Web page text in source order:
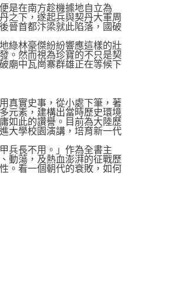
是在南方趁機據地自立為
之下，遂起兵與契丹大軍周
晉首都汴梁就此陷落，國破
綠林豪傑紛紛響應這樣的壯
。然而視為珍寶的不只是契
廟中瓦崗寨群雄正在等候下
真實史事，從小處下筆，著
元素，建構出當時歷史環境
如此的讚譽。目前為大陸歷
大學校園演講，培育新一代
兵長不用。」作為全書主
動蕩，及熱血澎湃的征戰歷
。看一個朝代的衰敗，如何